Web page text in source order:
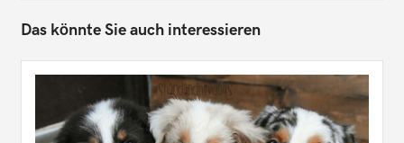
Das könnte Sie auch interessieren